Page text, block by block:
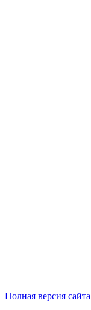
Полная версия сайта